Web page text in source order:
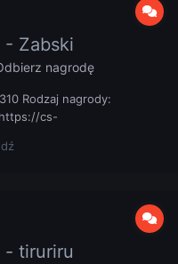
- Zabski
nagrodę
Rodzaj nagrody:
https://cs-
- tiruriru